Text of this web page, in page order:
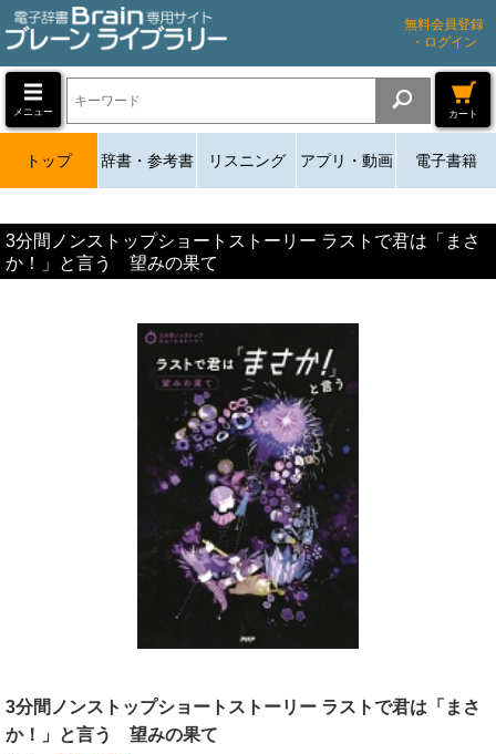
無料会員登録
・ログイン
メニュー カート
トップ 辞書・参考書 リスニング アプリ・動画 電子書籍
3分間ノンストップショートストーリー ラストで君は「まさ
か！」と言う 望みの果て
3分間ノンストップショートストーリー ラストで君は「まさ
か！」と言う 望みの果て